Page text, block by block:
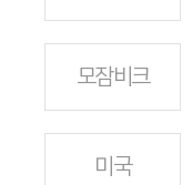
모잠비크
미국